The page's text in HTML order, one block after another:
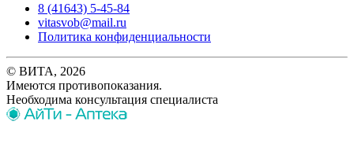
8 (41643) 5-45-84
vitasvob@mail.ru
Политика конфиденциальности
© ВИТА, 2026
Имеются противопоказания.
Необходима консультация специалиста